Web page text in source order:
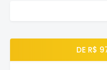
DE R$